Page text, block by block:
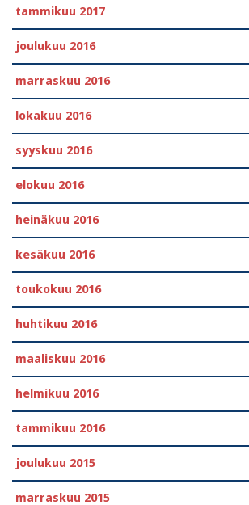
tammikuu 2017
joulukuu 2016
marraskuu 2016
lokakuu 2016
syyskuu 2016
elokuu 2016
heinäkuu 2016
kesäkuu 2016
toukokuu 2016
huhtikuu 2016
maaliskuu 2016
helmikuu 2016
tammikuu 2016
joulukuu 2015
marraskuu 2015